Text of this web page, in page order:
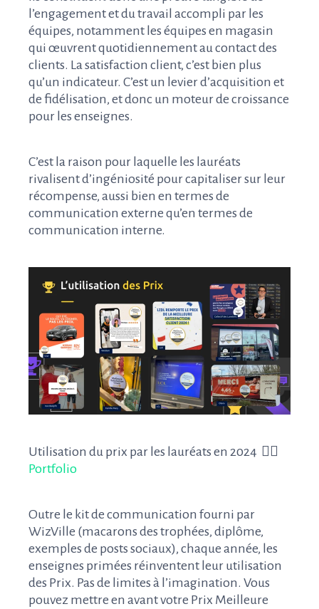
l’engagement et du travail accompli par les
équipes, notamment les équipes en magasin
qui œuvrent quotidiennement au contact des
clients. La satisfaction client, c’est bien plus
qu’un indicateur. C’est un levier d’acquisition et
de fidélisation, et donc un moteur de croissance
pour les enseignes.
C’est la raison pour laquelle les lauréats
rivalisent d’ingéniosité pour capitaliser sur leur
récompense, aussi bien en termes de
communication externe qu’en termes de
communication interne.
Utilisation du prix par les lauréats en 2024 👉🏻
Portfolio
Outre le kit de communication fourni par
WizVille (macarons des trophées, diplôme,
exemples de posts sociaux), chaque année, les
enseignes primées réinventent leur utilisation
des Prix. Pas de limites à l’imagination. Vous
pouvez mettre en avant votre Prix Meilleure